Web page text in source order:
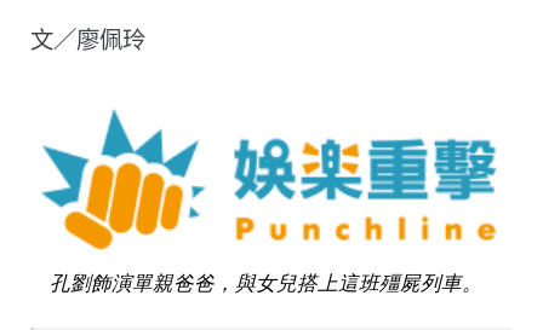
文／廖佩玲
孔劉飾演單親爸爸，與女兒搭上這班殭屍列車。